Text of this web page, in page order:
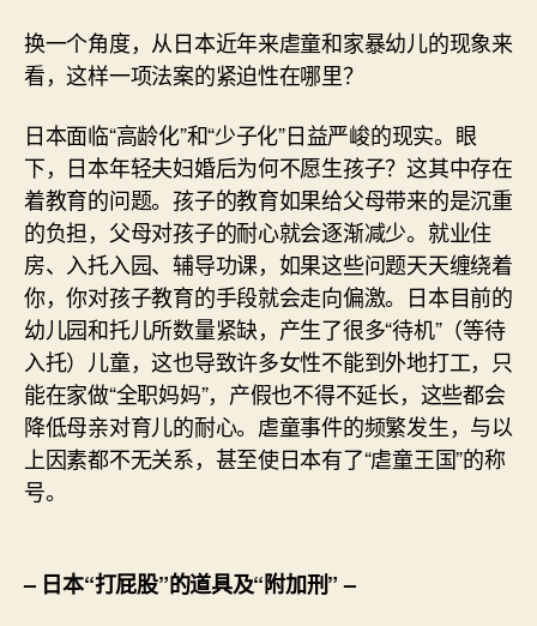
换一个角度，从日本近年来虐童和家暴幼儿的现象来
看，这样一项法案的紧迫性在哪里？
日本面临“高龄化”和“少子化”日益严峻的现实。眼
下，日本年轻夫妇婚后为何不愿生孩子？这其中存在
着教育的问题。孩子的教育如果给父母带来的是沉重
的负担，父母对孩子的耐心就会逐渐减少。就业住
房、入托入园、辅导功课，如果这些问题天天缠绕着
你，你对孩子教育的手段就会走向偏激。日本目前的
幼儿园和托儿所数量紧缺，产生了很多“待机”（等待
入托）儿童，这也导致许多女性不能到外地打工，只
能在家做“全职妈妈”，产假也不得不延长，这些都会
降低母亲对育儿的耐心。虐童事件的频繁发生，与以
上因素都不无关系，甚至使日本有了“虐童王国”的称
号。
– 日本“打屁股”的道具及“附加刑” –